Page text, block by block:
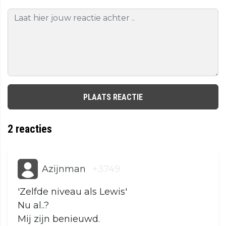
PLAATS REACTIE
2 reacties
Azijnman +3749
'Zelfde niveau als Lewis'
Nu al..?
Mij zijn benieuwd.